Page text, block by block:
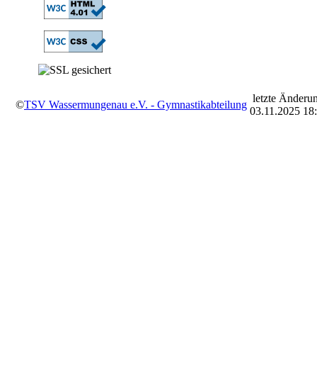
©TSV Wassermungenau e.V. - Gymnastikabteilung
letzte
03.11.2025